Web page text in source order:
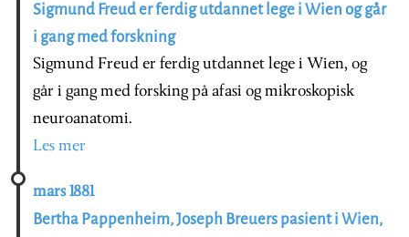
Sigmund Freud er ferdig utdannet lege i Wien og går
i gang med forskning
Sigmund Freud er ferdig utdannet lege i Wien, og
går i gang med forsking på afasi og mikroskopisk
neuroanatomi.
Les mer
mars 1881
Bertha Pappenheim, Joseph Breuers pasient i Wien,